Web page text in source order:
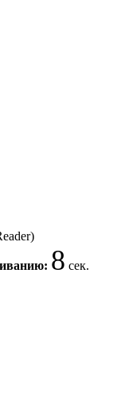
8 сек.